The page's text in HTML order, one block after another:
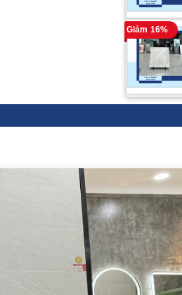
Giảm 16%